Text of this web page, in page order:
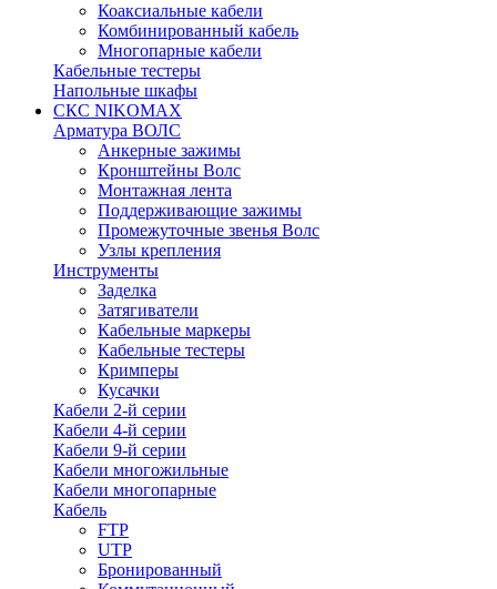
Коаксиальные кабели
Комбинированный кабель
Многопарные кабели
Кабельные тестеры
Напольные шкафы
СКС NIKOMAX
Арматура ВОЛС
Анкерные зажимы
Кронштейны Волс
Монтажная лента
Поддерживающие зажимы
Промежуточные звенья Волс
Узлы крепления
Инструменты
Заделка
Затягиватели
Кабельные маркеры
Кабельные тестеры
Кримперы
Кусачки
Кабели 2-й серии
Кабели 4-й серии
Кабели 9-й серии
Кабели многожильные
Кабели многопарные
Кабель
FTP
UTP
Бронированный